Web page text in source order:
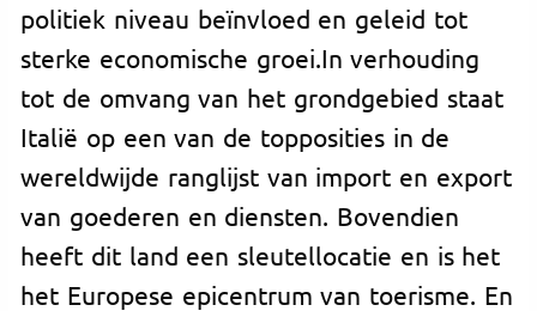
politiek niveau beïnvloed en geleid tot
sterke economische groei.In verhouding
tot de omvang van het grondgebied staat
Italië op een van de topposities in de
wereldwijde ranglijst van import en export
van goederen en diensten. Bovendien
heeft dit land een sleutellocatie en is het
het Europese epicentrum van toerisme. En